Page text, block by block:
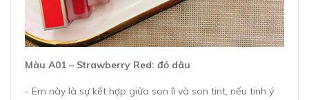
Màu A01 – Strawberry Red: đỏ dâu
- Em này là sự kết hợp giữa son lì và son tint, nếu tinh ý